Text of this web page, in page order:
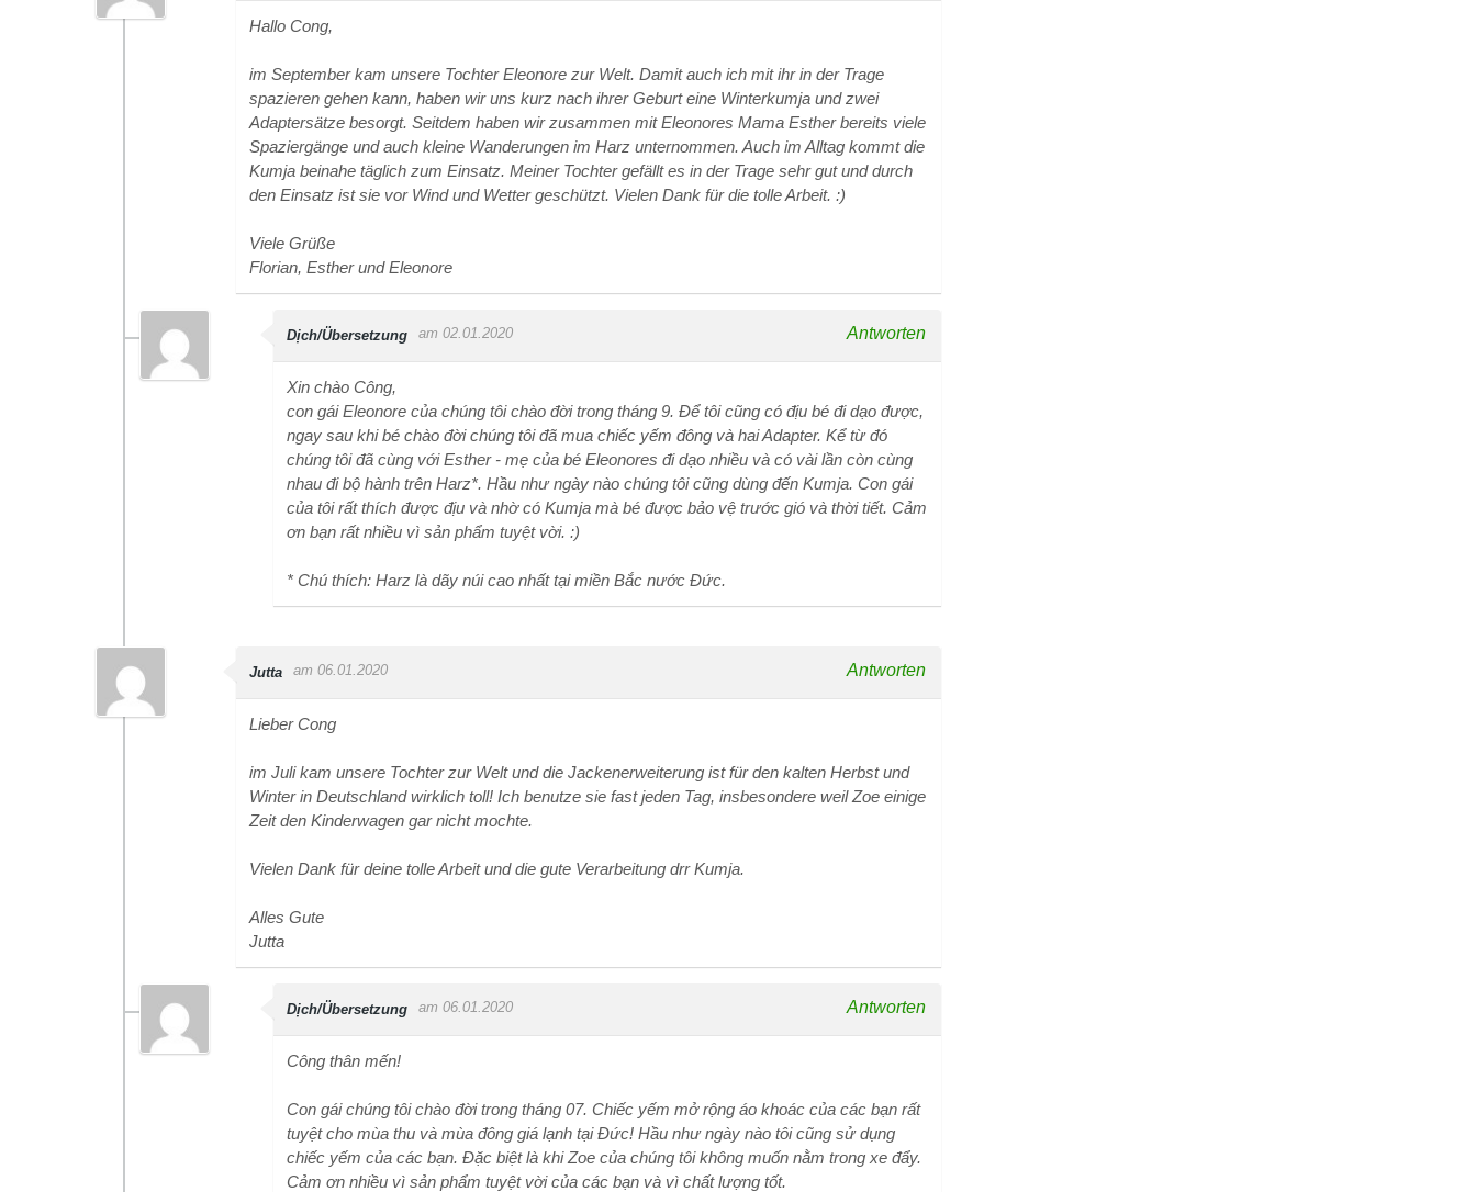
Hallo Cong,
im September kam unsere Tochter Eleonore zur Welt. Damit auch ich mit ihr in der Trage
spazieren gehen kann, haben wir uns kurz nach ihrer Geburt eine Winterkumja und zwei
Adaptersätze besorgt. Seitdem haben wir zusammen mit Eleonores Mama Esther bereits viele
Spaziergänge und auch kleine Wanderungen im Harz unternommen. Auch im Alltag kommt die
Kumja beinahe täglich zum Einsatz. Meiner Tochter gefällt es in der Trage sehr gut und durch
den Einsatz ist sie vor Wind und Wetter geschützt. Vielen Dank für die tolle Arbeit. :)
Viele Grüße
Florian, Esther und Eleonore
Dịch/Übersetzung am 02.01.2020 Antworten
Xin chào Công,
con gái Eleonore của chúng tôi chào đời trong tháng 9. Để tôi cũng có địu bé đi dạo được,
ngay sau khi bé chào đời chúng tôi đã mua chiếc yếm đông và hai Adapter. Kể từ đó
chúng tôi đã cùng với Esther - mẹ của bé Eleonores đi dạo nhiều và có vài lần còn cùng
nhau đi bộ hành trên Harz*. Hầu như ngày nào chúng tôi cũng dùng đến Kumja. Con gái
của tôi rất thích được địu và nhờ có Kumja mà bé được bảo vệ trước gió và thời tiết. Cảm
ơn bạn rất nhiều vì sản phẩm tuyệt vời. :)
* Chú thích: Harz là dãy núi cao nhất tại miền Bắc nước Đức.
Jutta am 06.01.2020 Antworten
Lieber Cong
im Juli kam unsere Tochter zur Welt und die Jackenerweiterung ist für den kalten Herbst und
Winter in Deutschland wirklich toll! Ich benutze sie fast jeden Tag, insbesondere weil Zoe einige
Zeit den Kinderwagen gar nicht mochte.
Vielen Dank für deine tolle Arbeit und die gute Verarbeitung drr Kumja.
Alles Gute
Jutta
Dịch/Übersetzung am 06.01.2020 Antworten
Công thân mến!
Con gái chúng tôi chào đời trong tháng 07. Chiếc yếm mở rộng áo khoác của các bạn rất
tuyệt cho mùa thu và mùa đông giá lạnh tại Đức! Hầu như ngày nào tôi cũng sử dụng
chiếc yếm của các bạn. Đặc biệt là khi Zoe của chúng tôi không muốn nằm trong xe đẩy.
Cảm ơn nhiều vì sản phẩm tuyệt vời của các bạn và vì chất lượng tốt.